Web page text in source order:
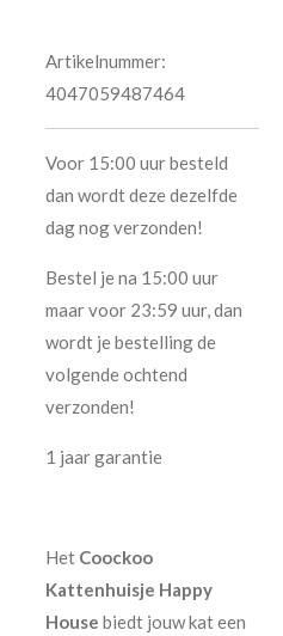
Artikelnummer:
4047059487464
Voor 15:00 uur besteld
dan wordt deze dezelfde
dag nog verzonden!
Bestel je na 15:00 uur
maar voor 23:59 uur, dan
wordt je bestelling de
volgende ochtend
verzonden!
1 jaar garantie
Het Coockoo
Kattenhuisje Happy
House biedt jouw kat een